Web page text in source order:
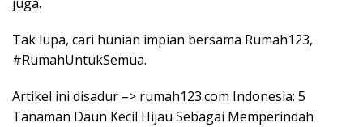
Tak lupa, cari hunian impian bersama Rumah123,
#RumahUntukSemua.
Artikel ini disadur –> rumah123.com Indonesia: 5
Tanaman Daun Kecil Hijau Sebagai Memperindah